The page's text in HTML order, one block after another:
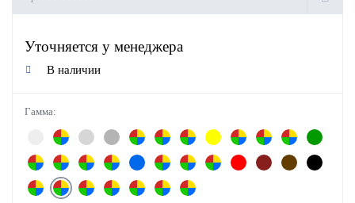
Уточняется у менеджера
В наличии
Гамма: